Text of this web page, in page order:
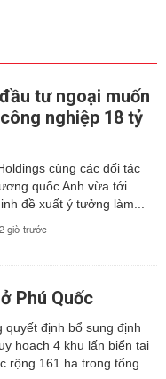
tư ngoại muốn
nghiệp 18 tỷ
cùng các đối tác
quốc Anh vừa tới
đề xuất ý tưởng làm...
2 giờ trước
Phú Quốc
quyết định bổ sung định
hoạch 4 khu lấn biển tại
rộng 161 ha trong tổng...